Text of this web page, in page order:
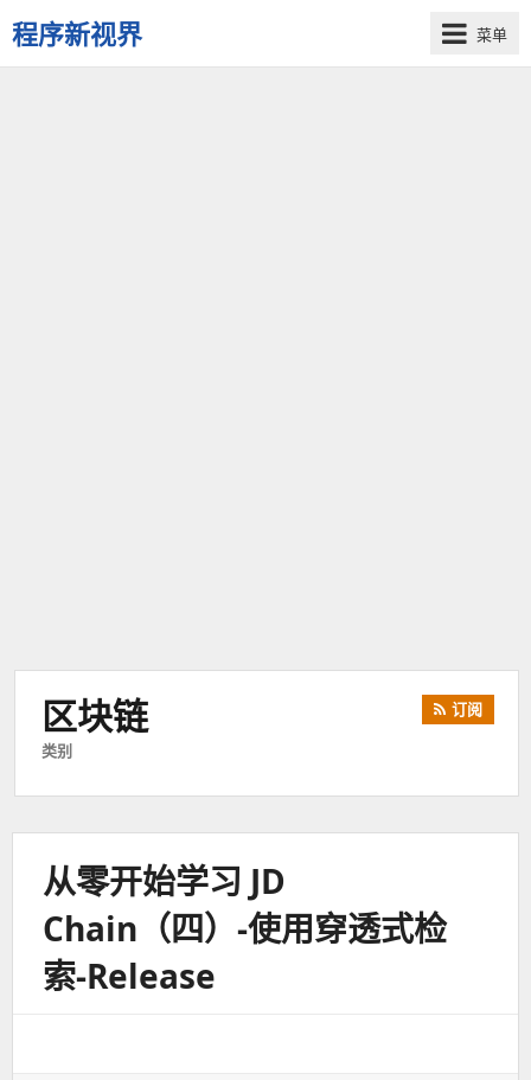
程序新视界
开
菜单
区块链
类别
订阅
从零开始学习 JD
Chain（四）-使用穿透式检
索-Release